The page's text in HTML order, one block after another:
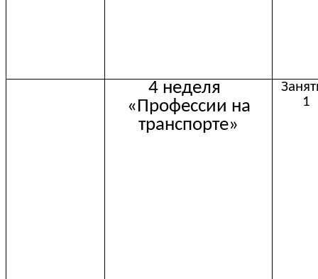
4 неделя
«Профессии на
транспорте»
1